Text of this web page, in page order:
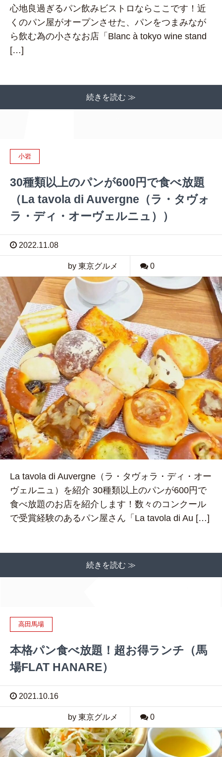
心地良過ぎるパン飲みビストロならここです！近
くのパン屋がオープンさせた、パンをつまみなが
ら飲む為の小さなお店「Blanc à tokyo wine stand
[…]
続きを読む ≫
小岩
30種類以上のパンが600円で食べ放題
（La tavola di Auvergne（ラ・タヴォ
ラ・ディ・オーヴェルニュ））
2022.11.08
by 東京グルメ 0
La tavola di Auvergne（ラ・タヴォラ・ディ・オー
ヴェルニュ）を紹介 30種類以上のパンが600円で
食べ放題のお店を紹介します！数々のコンクール
で受賞経験のあるパン屋さん「La tavola di Au […]
続きを読む ≫
高田馬場
本格パン食べ放題！超お得ランチ（馬
場FLAT HANARE）
2021.10.16
by 東京グルメ 0